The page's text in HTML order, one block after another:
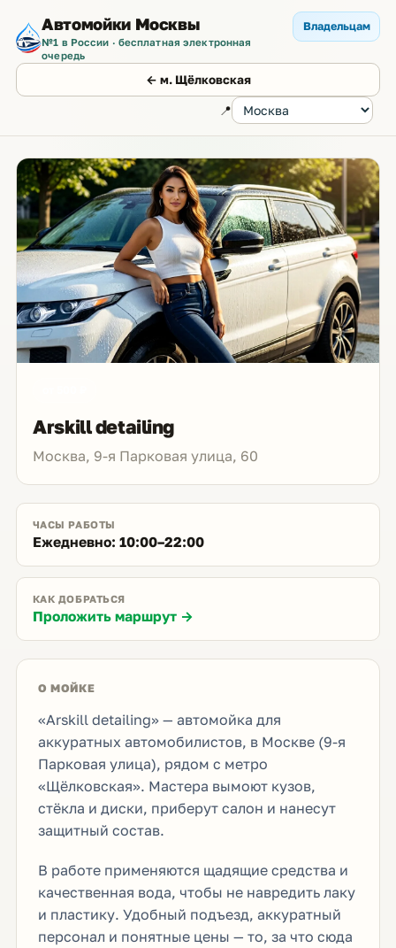
Автомойки Москвы
№1 в России · бесплатная электронная
очередь
← м. Щёлковская
📍
Владельцам
Arskill detailing
Москва, 9-я Парковая улица, 60
ЧАСЫ РАБОТЫ
Ежедневно: 10:00–22:00
КАК ДОБРАТЬСЯ
Проложить маршрут →
О МОЙКЕ
«Arskill detailing» — автомойка для
аккуратных автомобилистов, в Москве (9-я
Парковая улица), рядом с метро
«Щёлковская». Мастера вымоют кузов,
стёкла и диски, приберут салон и нанесут
защитный состав.
В работе применяются щадящие средства и
качественная вода, чтобы не навредить лаку
и пластику. Удобный подъезд, аккуратный
персонал и понятные цены — то, за что сюда